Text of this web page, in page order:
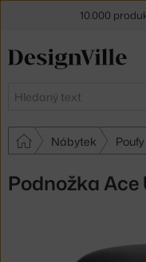
Hledat
Nábytek
Podnožka
10.000
Sleva 5 %